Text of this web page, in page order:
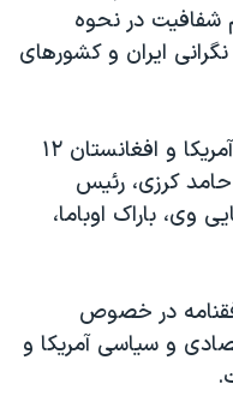
شفافیت در نحوه
ایران و کشورهای
توافقنامه راهبردی میان دو کشور آمریکا و افغانستان ۱۲
کرزی، رئیس
وی، باراک اوباما،
در خصوص
و سیاسی آمریکا و